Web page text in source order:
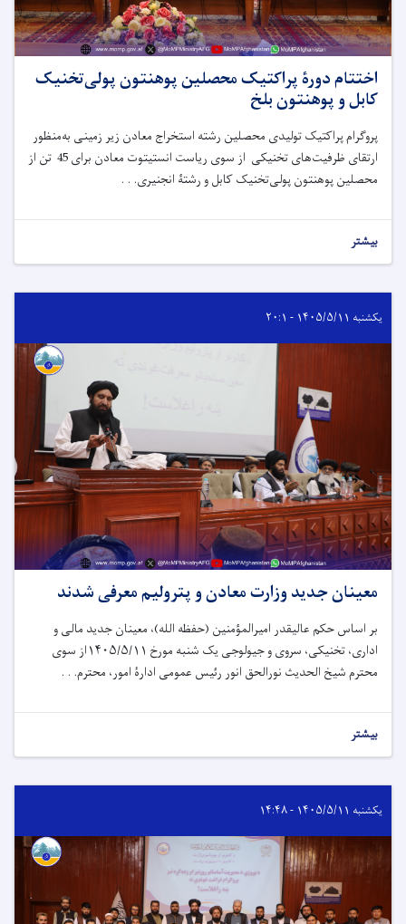
اختتام دورۀ پراکتیک محصلین پوهنتون پولی‌تخنیک
کابل و پوهنتون بلخ
پروگرام پراکتیک تولیدی محصلین رشته استخراج معادن زیر زمینی به‌منظور
ارتقای ظرفیت‌های تخنیکی از سوی ریاست انستیتوت معادن برای 45 تن از
محصلین پوهنتون پولی‌تخنیک کابل و رشتۀ انجنیری. . .
بیشتر
یکشنبه ۱۴۰۵/۵/۱۱ - ۲۰:۱
معینان جدید وزارت معادن و پترولیم معرفی شدند
بر اساس حکم عالیقدر امیرالمؤمنین (حفظه الله)، معینان جدید مالی و
اداری، تخنیکی، سروی و جیولوجی یک شنبه مورخ ۱۴۰۵/۵/۱۱از سوی
محترم شیخ الحدیث نورالحق انور رئیس عمومی ادارۀ امور، محترم. . .
بیشتر
یکشنبه ۱۴۰۵/۵/۱۱ - ۱۴:۴۸